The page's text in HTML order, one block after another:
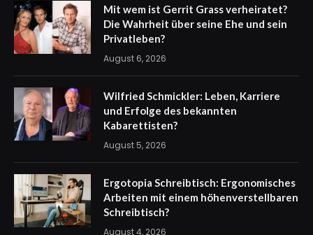
Mit wem ist Gerrit Grass verheiratet?
Die Wahrheit über seine Ehe und sein
Privatleben?
August 6, 2026
Wilfried Schmickler: Leben, Karriere
und Erfolge des bekannten
Kabarettisten?
August 5, 2026
Ergotopia Schreibtisch: Ergonomisches
Arbeiten mit einem höhenverstellbaren
Schreibtisch?
August 4, 2026